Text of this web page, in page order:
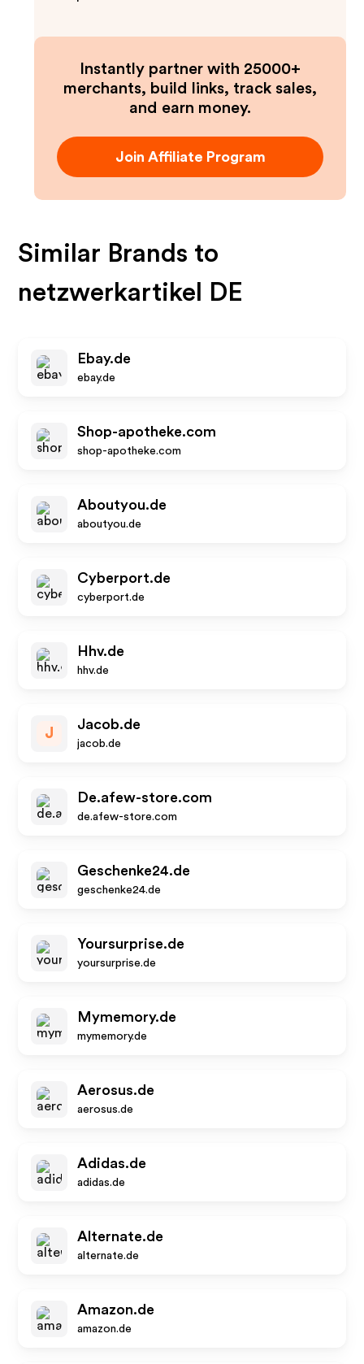
Instantly partner with 25000+
merchants, build links, track sales,
and earn money.
Join Affiliate Program
Similar Brands to
netzwerkartikel DE
Ebay.de
ebay.de
Shop-apotheke.com
shop-apotheke.com
Aboutyou.de
aboutyou.de
Cyberport.de
cyberport.de
Hhv.de
hhv.de
J
Jacob.de
jacob.de
De.afew-store.com
de.afew-store.com
Geschenke24.de
geschenke24.de
Yoursurprise.de
yoursurprise.de
Mymemory.de
mymemory.de
Aerosus.de
aerosus.de
Adidas.de
adidas.de
Alternate.de
alternate.de
Amazon.de
amazon.de